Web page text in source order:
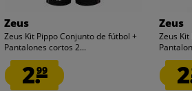
Zeus
Zeus Kit Pippo Conjunto de fútbol +
Pantalones cortos 2...
2.99
Zeus
Zeus